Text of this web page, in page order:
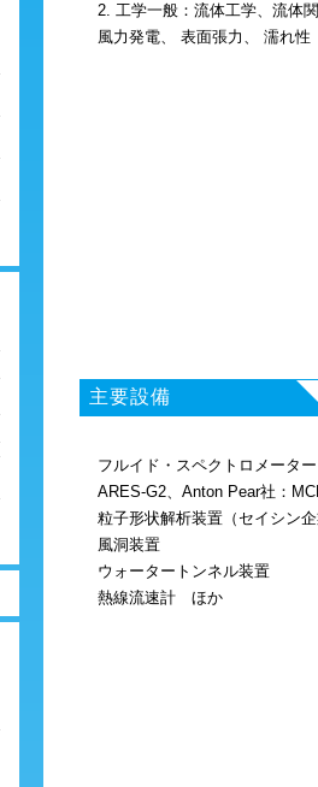
2. 工学一般：流体工学、流体
風力発電、 表面張力、 濡れ性
主要設備
フルイド・スペクトロメータ
ARES-G2、Anton Pear社：
粒子形状解析装置（セイシン
風洞装置
ウォータートンネル装置
熱線流速計 ほか